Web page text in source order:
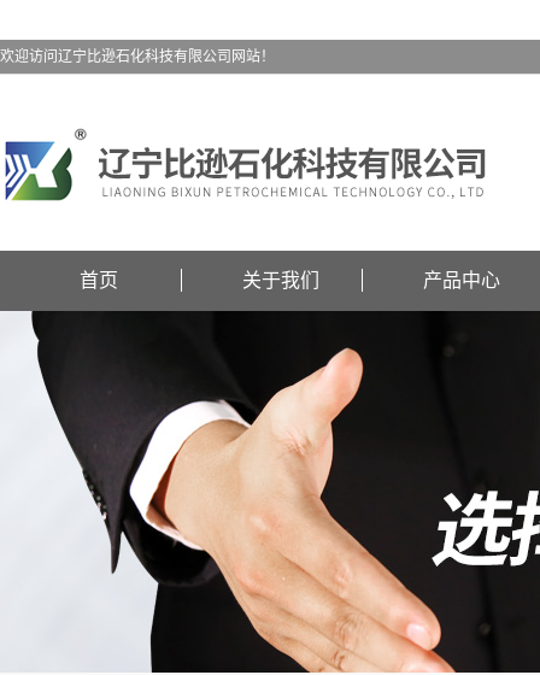
欢迎访问辽宁比逊石化科技有限公司网站！
首页 关于我们 产品中心